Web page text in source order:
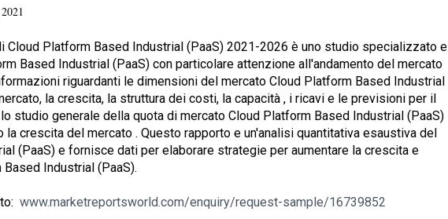
Cloud Platform Based Industrial (PaaS) 2021-2026 è uno studio specializzato e
Based Industrial (PaaS) con particolare attenzione all'andamento del mercato
riguardanti le dimensioni del mercato Cloud Platform Based Industrial
la crescita, la struttura dei costi, la capacità , i ricavi e le previsioni per il
studio generale della quota di mercato Cloud Platform Based Industrial (PaaS)
crescita del mercato . Questo rapporto e un'analisi quantitativa esaustiva del
(PaaS) e fornisce dati per elaborare strategie per aumentare la crescita e
Industrial (PaaS).
www.marketreportsworld.com/enquiry/request-sample/16739852